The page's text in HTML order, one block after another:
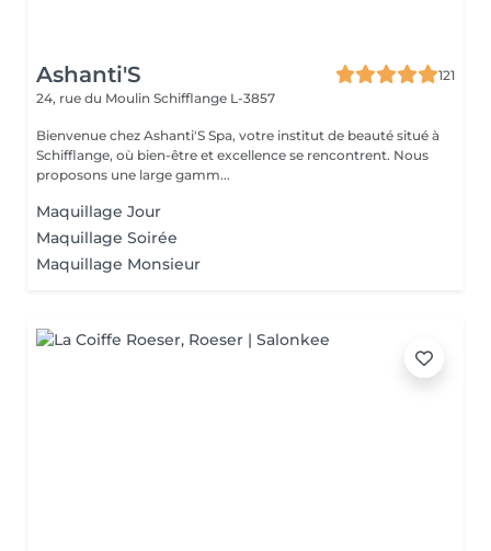
Ashanti'S
121
24, rue du Moulin Schifflange L-3857
Bienvenue chez Ashanti'S Spa, votre institut de beauté situé à
Schifflange, où bien-être et excellence se rencontrent. Nous
proposons une large gamm...
Maquillage Jour
Maquillage Soirée
Maquillage Monsieur